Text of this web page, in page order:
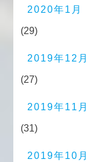
2020年1月
(29)
2019年12月
(27)
2019年11月
(31)
2019年10月